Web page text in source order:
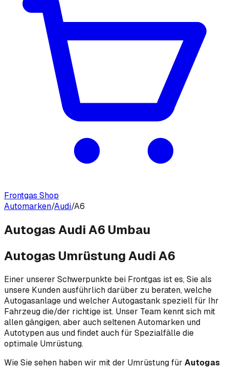
Frontgas Shop
Automarken/Audi/A6
Autogas Audi A6 Umbau
Autogas Umrüstung Audi A6
Einer unserer Schwerpunkte bei Frontgas ist es, Sie als
unsere Kunden ausführlich darüber zu beraten, welche
Autogasanlage und welcher Autogastank speziell für Ihr
Fahrzeug die/der richtige ist. Unser Team kennt sich mit
allen gängigen, aber auch seltenen Automarken und
Autotypen aus und findet auch für Spezialfälle die
optimale Umrüstung.
Wie Sie sehen haben wir mit der Umrüstung für Autogas